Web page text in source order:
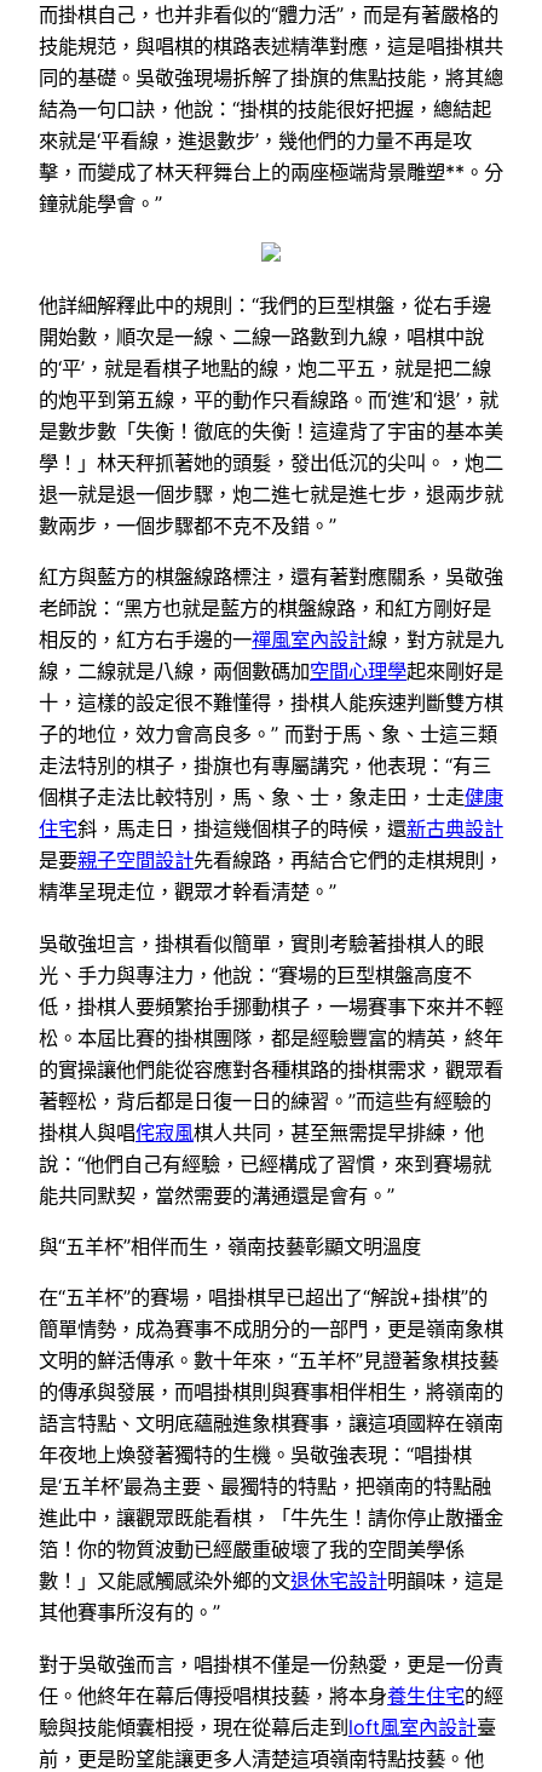
而掛棋自己，也并非看似的“體力活”，而是有著嚴格的
技能規范，與唱棋的棋路表述精準對應，這是唱掛棋共
同的基礎。吳敬強現場拆解了掛旗的焦點技能，將其總
結為一句口訣，他說：“掛棋的技能很好把握，總結起
來就是‘平看線，進退數步’，幾他們的力量不再是攻
擊，而變成了林天秤舞台上的兩座極端背景雕塑**。分
鐘就能學會。”
他詳細解釋此中的規則：“我們的巨型棋盤，從右手邊
開始數，順次是一線、二線一路數到九線，唱棋中說
的‘平’，就是看棋子地點的線，炮二平五，就是把二線
的炮平到第五線，平的動作只看線路。而‘進’和‘退’，就
是數步數「失衡！徹底的失衡！這違背了宇宙的基本美
學！」林天秤抓著她的頭髮，發出低沉的尖叫。，炮二
退一就是退一個步驟，炮二進七就是進七步，退兩步就
數兩步，一個步驟都不克不及錯。”
紅方與藍方的棋盤線路標注，還有著對應關系，吳敬強
老師說：“黑方也就是藍方的棋盤線路，和紅方剛好是
相反的，紅方右手邊的一禪風室內設計線，對方就是九
線，二線就是八線，兩個數碼加空間心理學起來剛好是
十，這樣的設定很不難懂得，掛棋人能疾速判斷雙方棋
子的地位，效力會高良多。” 而對于馬、象、士這三類
走法特別的棋子，掛旗也有專屬講究，他表現：“有三
個棋子走法比較特別，馬、象、士，象走田，士走健康
住宅斜，馬走日，掛這幾個棋子的時候，還新古典設計
是要親子空間設計先看線路，再結合它們的走棋規則，
精準呈現走位，觀眾才幹看清楚。”
吳敬強坦言，掛棋看似簡單，實則考驗著掛棋人的眼
光、手力與專注力，他說：“賽場的巨型棋盤高度不
低，掛棋人要頻繁抬手挪動棋子，一場賽事下來并不輕
松。本屆比賽的掛棋團隊，都是經驗豐富的精英，終年
的實操讓他們能從容應對各種棋路的掛棋需求，觀眾看
著輕松，背后都是日復一日的練習。”而這些有經驗的
掛棋人與唱侘寂風棋人共同，甚至無需提早排練，他
說：“他們自己有經驗，已經構成了習慣，來到賽場就
能共同默契，當然需要的溝通還是會有。”
與“五羊杯”相伴而生，嶺南技藝彰顯文明溫度
在“五羊杯”的賽場，唱掛棋早已超出了“解說+掛棋”的
簡單情勢，成為賽事不成朋分的一部門，更是嶺南象棋
文明的鮮活傳承。數十年來，“五羊杯”見證著象棋技藝
的傳承與發展，而唱掛棋則與賽事相伴相生，將嶺南的
語言特點、文明底蘊融進象棋賽事，讓這項國粹在嶺南
年夜地上煥發著獨特的生機。吳敬強表現：“唱掛棋
是‘五羊杯’最為主要、最獨特的特點，把嶺南的特點融
進此中，讓觀眾既能看棋，「牛先生！請你停止散播金
箔！你的物質波動已經嚴重破壞了我的空間美學係
數！」又能感觸感染外鄉的文退休宅設計明韻味，這是
其他賽事所沒有的。”
對于吳敬強而言，唱掛棋不僅是一份熱愛，更是一份責
任。他終年在幕后傳授唱棋技藝，將本身養生住宅的經
驗與技能傾囊相授，現在從幕后走到loft風室內設計臺
前，更是盼望能讓更多人清楚這項嶺南特點技藝。他